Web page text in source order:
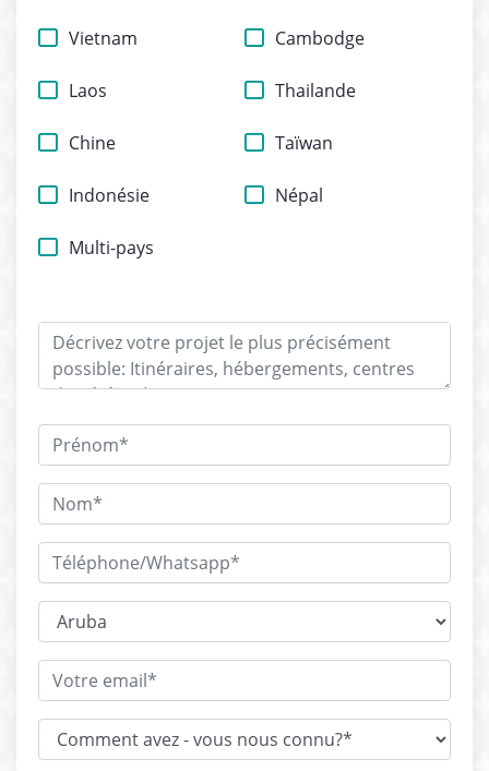
Vietnam Cambodge
Laos Thailande
Chine Taïwan
Indonésie Népal
Multi-pays